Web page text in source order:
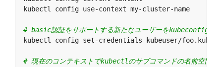
kubectl config use-context my-cluster-
# basic認証をサポートする新たなユーザーをkubeconfigに
kubectl config set-credentials kubeuser/
# 現在のコンテキストでkubectlのサブコマンドの名前空間を